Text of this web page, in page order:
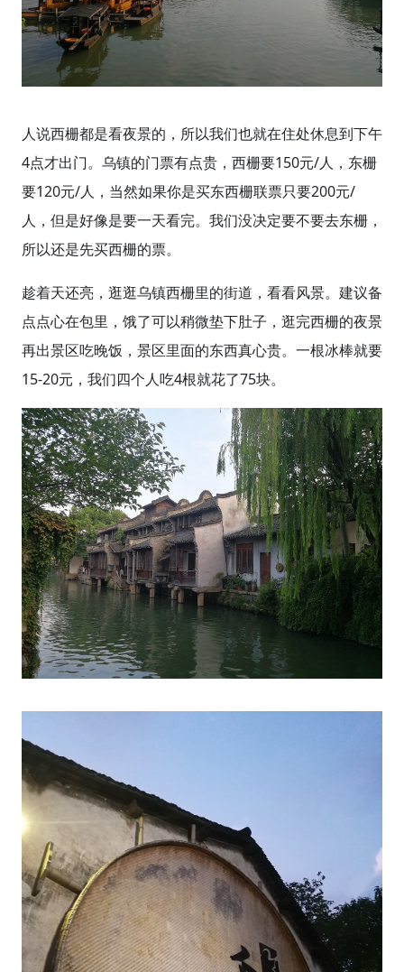
人说西栅都是看夜景的，所以我们也就在住处休息到下午
4点才出门。乌镇的门票有点贵，西栅要150元/人，东栅
要120元/人，当然如果你是买东西栅联票只要200元/
人，但是好像是要一天看完。我们没决定要不要去东栅，
所以还是先买西栅的票。
趁着天还亮，逛逛乌镇西栅里的街道，看看风景。建议备
点点心在包里，饿了可以稍微垫下肚子，逛完西栅的夜景
再出景区吃晚饭，景区里面的东西真心贵。一根冰棒就要
15-20元，我们四个人吃4根就花了75块。